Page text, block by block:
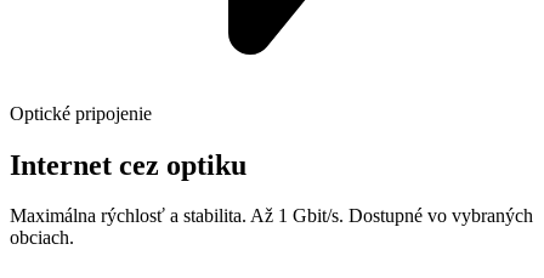
Optické pripojenie
Internet cez optiku
Maximálna rýchlosť a stabilita. Až 1 Gbit/s. Dostupné vo vybraných
obciach.